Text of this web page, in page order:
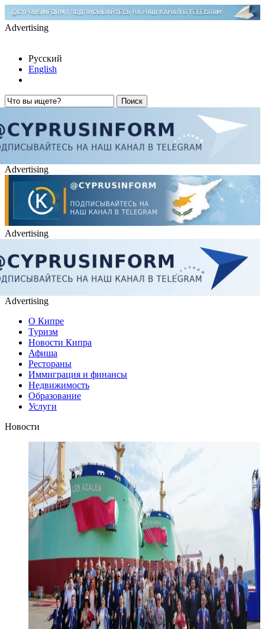
Advertising
Русский
English
Advertising
Advertising
Advertising
О Кипре
Туризм
Новости Кипра
Афиша
Рестораны
Иммиграция и финансы
Недвижимость
Образование
Услуги
Новости